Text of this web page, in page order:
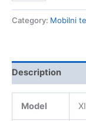
15
CRNI
quantity
Category: Mobilni
Description
Model